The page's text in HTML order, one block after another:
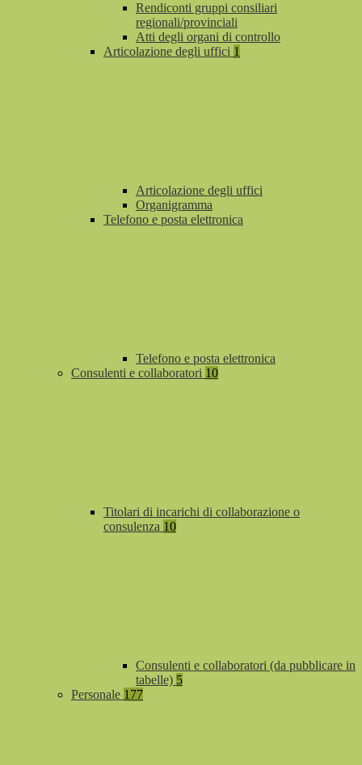
Rendiconti gruppi consiliari
regionali/provinciali
Atti degli organi di controllo
Articolazione degli uffici 1
Articolazione degli uffici
Organigramma
Telefono e posta elettronica
Telefono e posta elettronica
Consulenti e collaboratori 10
Titolari di incarichi di collaborazione o
consulenza 10
Consulenti e collaboratori (da pubblicare in
tabelle) 5
Personale 177